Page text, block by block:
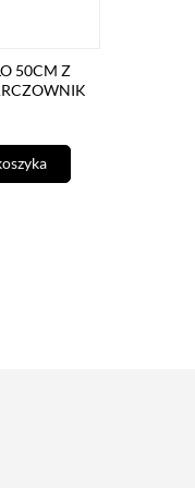
50CM Z